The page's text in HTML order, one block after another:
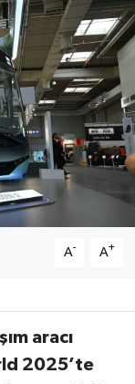
A- A+
aracı
2025’te